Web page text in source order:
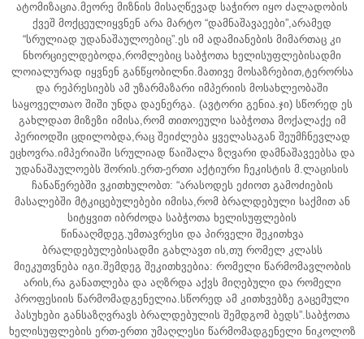
ატომიზაცია.მეორე მიზნის მისაღწევად საჭირო იყო ძალადობის
ქვეშ მოქცეულიყვნენ არა მარტო “დამნაშავაეები”,არამედ
“სრულიად უდანაშაულოებიც”.ეს იმ ადამიანების მიმართაც კი
ნხორციელდებოდა,რომლებიც საბჭოთა ხელისუფლებისადმი
ლოიალურად იყვნენ განწყობილნი.მათივე მოსაზრებით,ტერორსა
და რეპრესიებს ამ უზარმაზარი იმპერიის მოსახლეობაში
საყოველთაო შიში უნდა დაენერგა. (ავტორი გენია.ჯი) სწორედ ეს
გახლდათ მიზეზი იმისა,რომ თითოეული საბჭოთა მოქალაქე იმ
პერიოდში ცდილობდა,რაც შეიძლება ყველასაგან შეუმჩნევლად
ეცხოვრა.იმპერიაში სრულიად წაიშალა ზღვარი დამნაშავეებსა და
უდანაშაულოებს შორის.ერთ-ერთი აქტიური ჩეკისტის მ.ლაცისის
ჩანაწერებში ვკითხულობთ: “არასოდეს ეძიოთ გამოძიების
მასალებში მტკიცებულებები იმისა,რომ ბრალდებული საქმით ან
სიტყვით იბრძოდა საბჭოთა ხელისუფლების
წინააღმდეგ.უმთავრესი და პირველი შეკითხვა
ბრალდებულებისადმი გახლავთ ის,თუ რომელ კლასს
მიეკუთვნება იგი.შემდეგ შეკითხვებია: რომელი წარმომავლობის
არის,რა განათლება და აღზრდა აქვს მიღებული და რომელი
პროფესიის წარმომადგენელია.სწორედ ამ კითხვებზე გაცემული
პასუხები განსაზღვრავს ბრალდებულის შემდგომ ბედს”.საბჭოთა
ხელისუფლების ერთ-ერთი უმაღლესი წარმომადგენელი ნიკოლოზ